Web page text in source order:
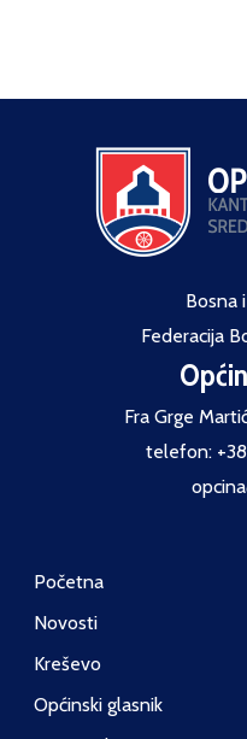
Bosna
Federacija
Fra Grge
telefon:
Početna
Novosti
Kreševo
Općinski glasnik